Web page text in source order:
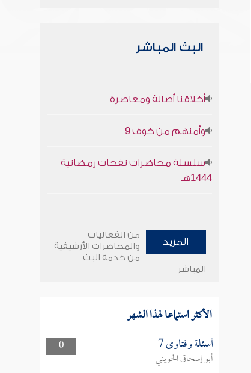
البث المباشر
أخلاقنا أصالة ومعاصرة
وأمنهم من خوف 9
سلسلة محاضرات نفحات رمضانية
1444هـ
المزيد
من الفعاليات
والمحاضرات الأرشيفية
من خدمة البث
المباشر
الأكثر استماعا لهذا الشهر
0 أسئلة وفتاوى 7
أبو إسحاق الحويني